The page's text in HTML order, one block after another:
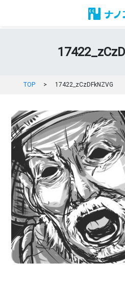
TOP > 17422_zCzDFkNZVG